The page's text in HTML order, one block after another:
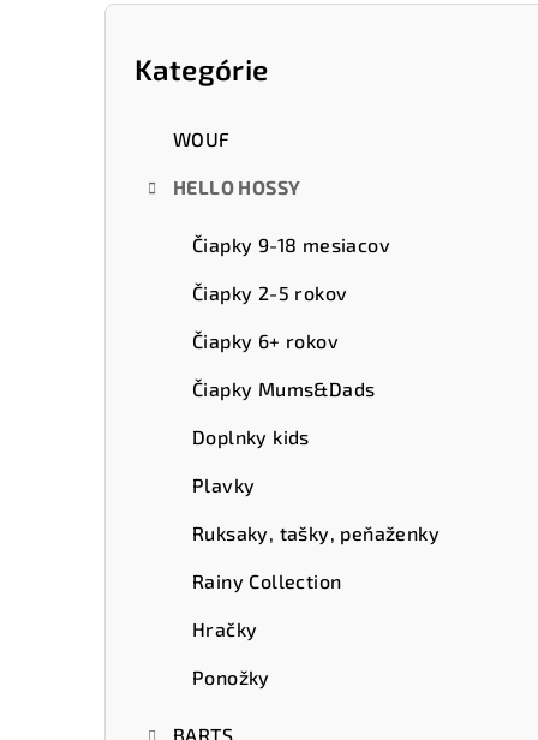
B
Preskočiť
kategórie
Kategórie
WOUF
HELLO HOSSY
Čiapky 9-18 mesiacov
Čiapky 2-5 rokov
Čiapky 6+ rokov
Čiapky Mums&Dads
Doplnky kids
Plavky
Ruksaky, tašky, peňaženky
Rainy Collection
Hračky
Ponožky
BARTS